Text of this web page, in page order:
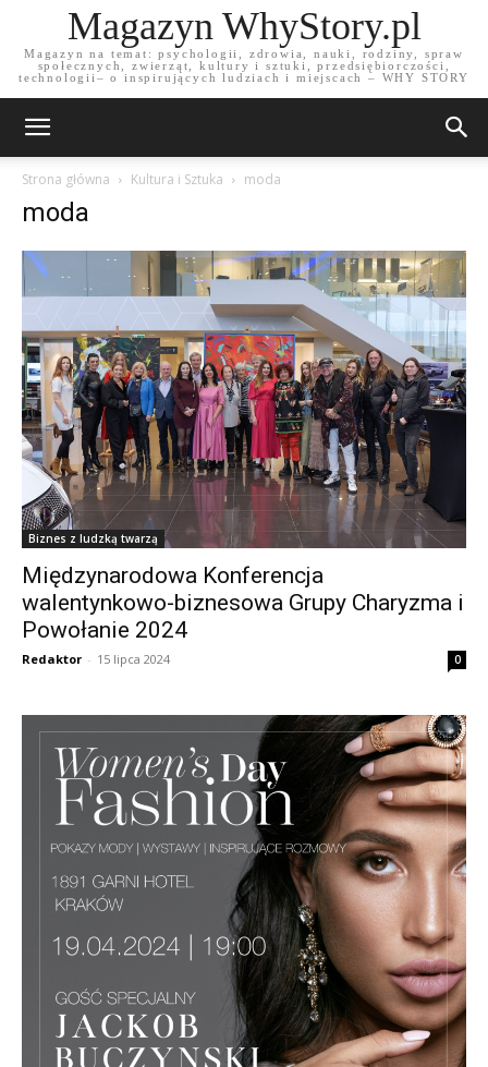
Magazyn WhyStory.pl
Magazyn na temat: psychologii, zdrowia, nauki, rodziny, spraw
społecznych, zwierząt, kultury i sztuki, przedsiębiorczości,
technologii– o inspirujących ludziach i miejscach – WHY STORY
Strona główna Kultura i Sztuka moda
moda
Biznes z ludzką twarzą
Międzynarodowa Konferencja
walentynkowo-biznesowa Grupy Charyzma i
Powołanie 2024
Redaktor - 15 lipca 2024 0